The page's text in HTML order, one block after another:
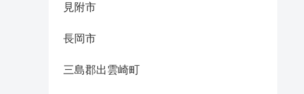
見附市
長岡市
三島郡出雲崎町